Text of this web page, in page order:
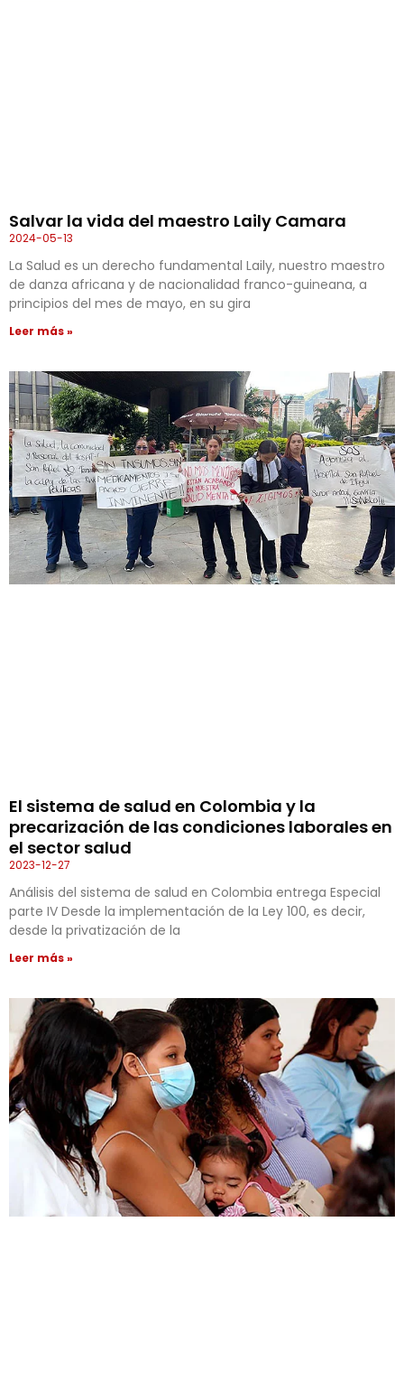
Salvar la vida del maestro Laily Camara
2024-05-13
La Salud es un derecho fundamental Laily, nuestro maestro
de danza africana y de nacionalidad franco-guineana, a
principios del mes de mayo, en su gira
Leer más »
El sistema de salud en Colombia y la
precarización de las condiciones laborales en
el sector salud
2023-12-27
Análisis del sistema de salud en Colombia entrega Especial
parte IV Desde la implementación de la Ley 100, es decir,
desde la privatización de la
Leer más »